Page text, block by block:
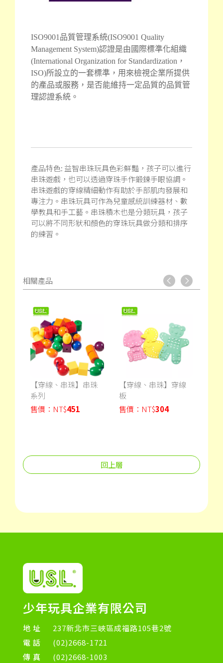
ISO9001品質管理系統(ISO9001 Quality
Management System)認證是由國際標準化組織
(International Organization for Standardization，
ISO)所設立的一套標準，用來檢視企業所提供
的產品或服務，是否能維持一定品質的品質管
理認證系統。
產品特色: 益智串珠玩具色彩鮮豔，孩子可以進行
串珠遊戲，也可以透過穿珠手作鍛鍊手眼協調。
串珠遊戲的穿線精細動作有助於手部肌肉發展和
專注力。串珠玩具可作為兒童感統訓練器材、數
學教具和手工藝。串珠積木也是分類玩具，孩子
可以將不同形狀和顏色的穿珠玩具做分類和排序
的練習。
相關產品
【穿線、串珠】串珠
系列
售價： NT$451
【穿線、串珠】穿線
板
售價： NT$304
回上層
少年玩具企業有限公司
地址
237新北市三峽區成福路105巷2號
電話
(02)2668-1721
傳真
(02)2668-1003